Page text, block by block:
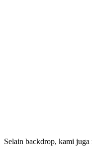
Selain backdrop, kami juga